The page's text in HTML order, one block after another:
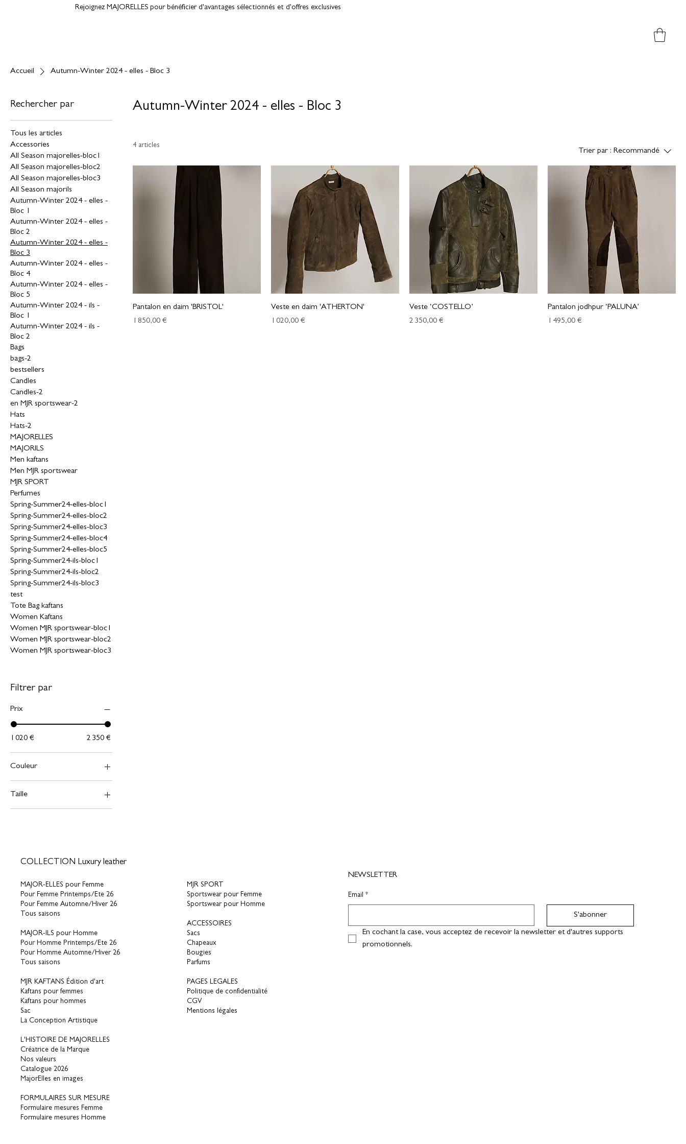
Rejoignez MAJORELLES pour bénéficier d'avantages sélectionnés et d'offres exclusives
Accueil Autumn-Winter 2024 - elles - Bloc 3
Rechercher par
Tous les articles
Accessories
All Season majorelles-bloc1
All Season majorelles-bloc2
All Season majorelles-bloc3
All Season majorils
Autumn-Winter 2024 - elles -
Bloc 1
Autumn-Winter 2024 - elles -
Bloc 2
Autumn-Winter 2024 - elles -
Bloc 3
Autumn-Winter 2024 - elles -
Bloc 4
Autumn-Winter 2024 - elles -
Bloc 5
Autumn-Winter 2024 - ils -
Bloc 1
Autumn-Winter 2024 - ils -
Bloc 2
Bags
bags-2
bestsellers
Candles
Candles-2
en MJR sportswear-2
Hats
Hats-2
MAJORELLES
MAJORILS
Men kaftans
Men MJR sportswear
MJR SPORT
Perfumes
Spring-Summer24-elles-bloc1
Spring-Summer24-elles-bloc2
Spring-Summer24-elles-bloc3
Spring-Summer24-elles-bloc4
Spring-Summer24-elles-bloc5
Spring-Summer24-ils-bloc1
Spring-Summer24-ils-bloc2
Spring-Summer24-ils-bloc3
test
Tote Bag kaftans
Women Kaftans
Women MJR sportswear-bloc1
Women MJR sportswear-bloc2
Women MJR sportswear-bloc3
Filtrer par
Prix
1 020 € 2 350 €
Couleur
Taille
XL
Autumn-Winter 2024 - elles - Bloc 3
4 articles
Trier par : Recommandé
Pantalon en daim 'BRISTOL'
Prix
1 850,00 €
Veste en daim 'ATHERTON'
Prix
1 020,00 €
Veste ‘COSTELLO’
Prix
2 350,00 €
Pantalon jodhpur ‘PALUNA’
Prix
1 495,00 €
COLLECTION Luxury leather
MAJOR-ELLES pour Femme
Pour Femme Printemps/Ete 26
Pour Femme Automne/Hiver 26
Tous saisons
MAJOR-ILS pour Homme
Pour Homme Printemps/Ete 26
Pour Homme Automne/Hiver 26
Tous saisons
MJR KAFTANS Édition d'art
Kaftans pour femmes
Kaftans pour hommes
Sac
La Conception Artistique
L'HISTOIRE DE MAJORELLES
Créatrice de la Marque
Nos valeurs
Catalogue 2026
MajorElles en images
FORMULAIRES SUR MESURE
Formulaire mesures Femme
Formulaire mesures Homme
MJR SPORT
Sportswear pour Femme
Sportswear pour Homme
ACCESSOIRES
Sacs
Chapeaux
Bougies
Parfums
PAGES LEGALES
Politique de confidentialité
CGV
Mentions légales
NEWSLETTER
Email *
S'abonner
En cochant la case, vous acceptez de recevoir la newsletter et d'autres supports
promotionnels.